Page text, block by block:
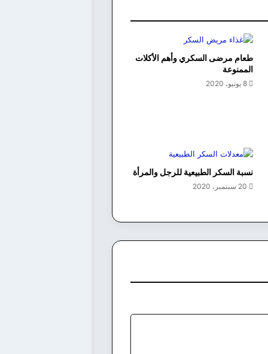
طعام مرضى السكري وأهم الأكلات
الممنوعة
8 يونيو، 2020
نسبة السكر الطبيعية للرجل والمرأة
20 سبتمبر، 2020